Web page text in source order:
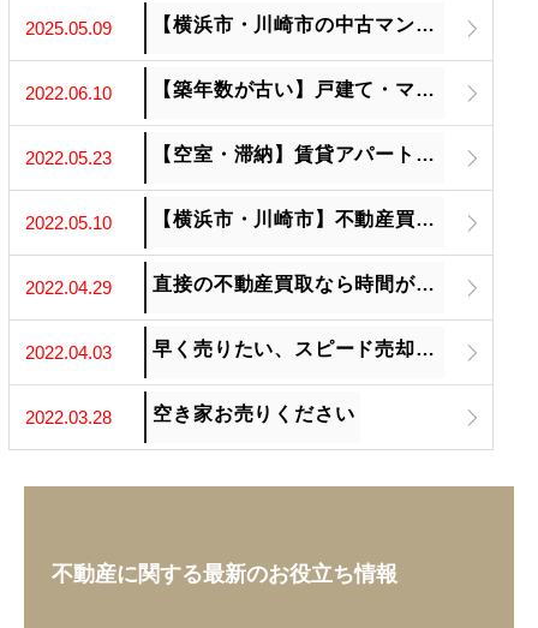
2025.05.09 【横浜市・川崎市の中古マンション買取ます】あなたの資産、次なる価値へ
2022.06.10 【築年数が古い】戸建て・マンションご相談ください
2022.05.23 【空室・滞納】賃貸アパートを売りたい方
2022.05.10 【横浜市・川崎市】不動産買取を強化しています。
2022.04.29 直接の不動産買取なら時間がかかりません
2022.04.03 早く売りたい、スピード売却したい方はご相談ください
2022.03.28 空き家お売りください
不動産に関する最新のお役立ち情報